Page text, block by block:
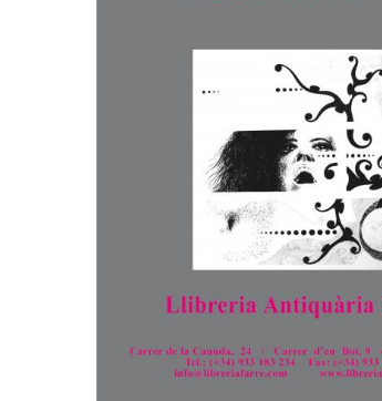
L'HISTOIRE DE LA LILA
ÉDUCATION & MENTORAT
VIDEOS AND RESSOURCES
COMITÉ DE LA LILA